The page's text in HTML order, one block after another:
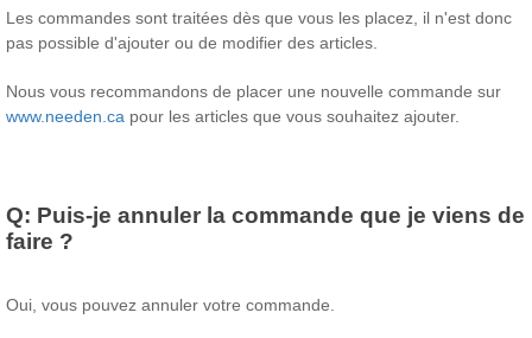
Les commandes sont traitées dès que vous les placez, il n'est donc
pas possible d'ajouter ou de modifier des articles.
Nous vous recommandons de placer une nouvelle commande sur
www.needen.ca pour les articles que vous souhaitez ajouter.
Q: Puis-je annuler la commande que je viens de
faire ?
Oui, vous pouvez annuler votre commande.